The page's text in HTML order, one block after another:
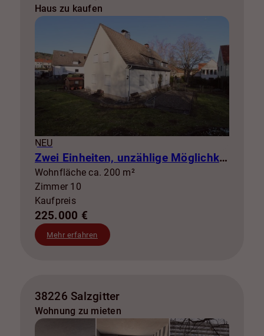
Haus zu kaufen
NEU
Zwei Einheiten, unzählige Möglichkeiten – Ihr Projekt mit Zukunft!
Wohnfläche ca. 200 m²
Zimmer 10
Kaufpreis
225.000 €
Mehr erfahren
38226 Salzgitter
Wohnung zu mieten